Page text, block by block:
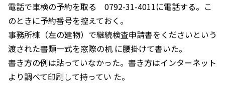
電話で車検の予約を取る 0792-31-4011に電話する。こ
のときに予約番号を控えておく。
事務所棟（左の建物）で継続検査申請書をくださいという
渡された書類一式を窓際の机 に腰掛けて書いた。
書き方の例は貼っていなかった。書き方はインターネット
より調べて印刷して持ってい た。